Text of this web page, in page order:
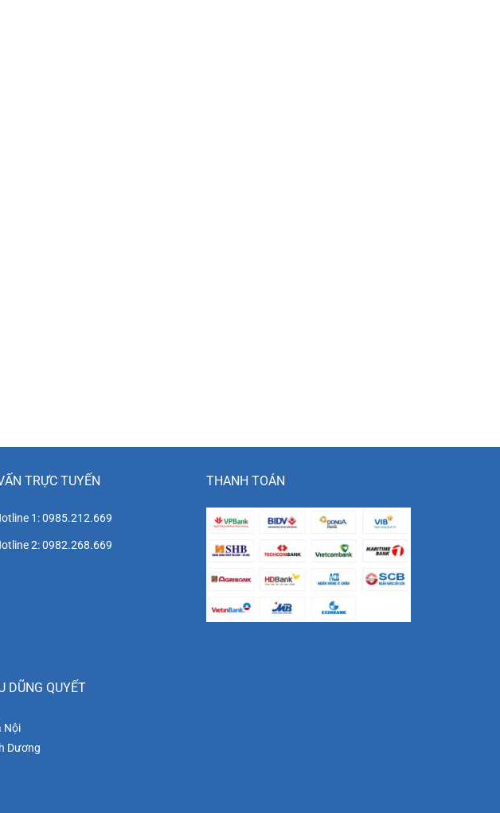
TRỰC TUYẾN
1: 0985.212.669
2: 0982.268.669
THANH TOÁN
DŨNG QUYẾT
Nội
Dương